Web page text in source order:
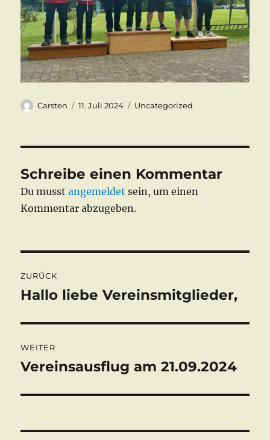
Autor
Carsten
Veröffentlicht
11. Juli 2024 Kategorien
Uncategorized
Schreibe einen Kommentar
Du musstangemeldet sein, um einen
Kommentar abzugeben.
ZURÜCK
Vorheriger
Hallo liebe Vereinsmitglieder,
WEITER
Nächster
Vereinsausflug am 21.09.2024